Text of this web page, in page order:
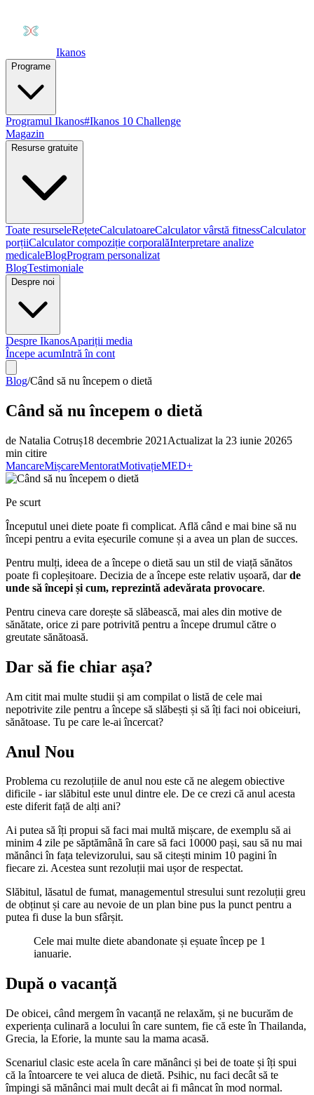
Ikanos
Programe
Programul Ikanos#Ikanos 10 Challenge
Magazin
Resurse gratuite
Toate resurseleRețeteCalculatoareCalculator vârstă fitnessCalculator
porțiiCalculator compoziție corporalăInterpretare analize
medicaleBlogProgram personalizat
BlogTestimoniale
Despre noi
Despre IkanosApariții media
Începe acumIntră în cont
Blog/Când să nu începem o dietă
Când să nu începem o dietă
de Natalia Cotruș18 decembrie 2021 Actualizat la 23 iunie 20265
min citire
MancareMișcareMentoratMotivațieMED+
Pe scurt
Începutul unei diete poate fi complicat. Află când e mai bine să nu
începi pentru a evita eșecurile comune și a avea un plan de succes.
Pentru mulți, ideea de a începe o dietă sau un stil de viață sănătos
poate fi copleșitoare. Decizia de a începe este relativ ușoară, darde
unde să începi și cum, reprezintă adevărata provocare.
Pentru cineva care dorește să slăbească, mai ales din motive de
sănătate, orice zi pare potrivită pentru a începe drumul către o
greutate sănătoasă.
Dar să fie chiar așa?
Am citit mai multe studii și am compilat o listă de cele mai
nepotrivite zile pentru a începe să slăbești și să îți faci noi obiceiuri,
sănătoase. Tu pe care le-ai încercat?
Anul Nou
Problema cu rezoluțiile de anul nou este că ne alegem obiective
dificile - iar slăbitul este unul dintre ele. De ce crezi că anul acesta
este diferit față de alți ani?
Ai putea să îți propui să faci mai multă mișcare, de exemplu să ai
minim 4 zile pe săptămână în care să faci 10000 pași, sau să nu mai
mănânci în fața televizorului, sau să citești minim 10 pagini în
fiecare zi. Acestea sunt rezoluții mai ușor de respectat.
Slăbitul, lăsatul de fumat, managementul stresului sunt rezoluții greu
de obținut și care au nevoie de un plan bine pus la punct pentru a
putea fi duse la bun sfârșit.
Cele mai multe diete abandonate și eșuate încep pe 1
ianuarie.
După o vacanță
De obicei, când mergem în vacanță ne relaxăm, și ne bucurăm de
experiența culinară a locului în care suntem, fie că este în Thailanda,
Grecia, la Eforie, la munte sau la mama acasă.
Scenariul clasic este acela în care mănânci și bei de toate și îți spui
că la întoarcere te vei aluca de dietă. Psihic, nu faci decât să te
împingi să mănânci mai mult decât ai fi mâncat în mod normal.